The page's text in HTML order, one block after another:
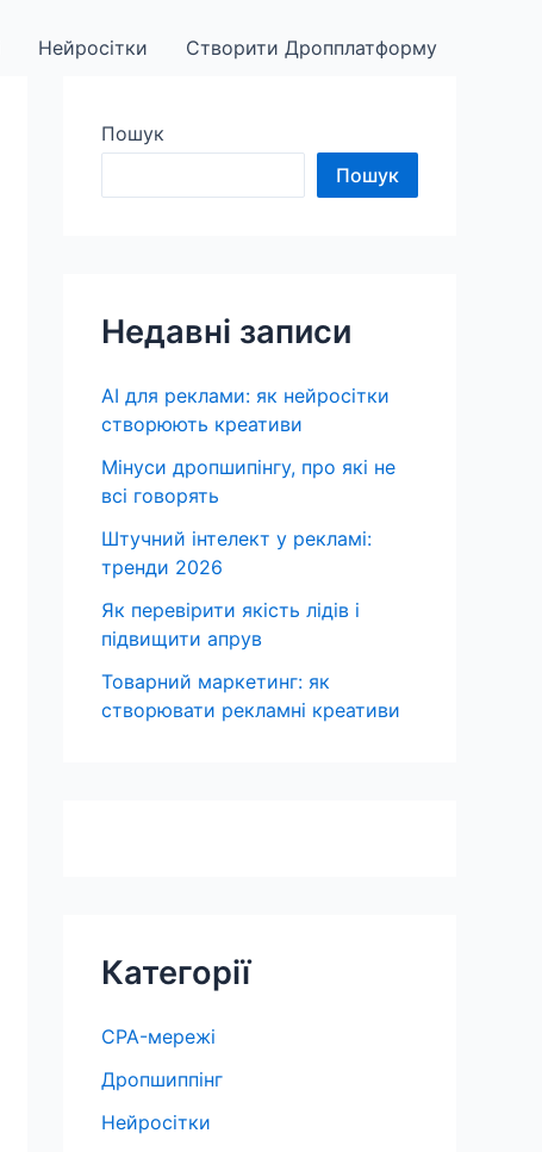
Нейросітки Створити Дропплатформу
Пошук
Пошук
Недавні записи
AI для реклами: як нейросітки
створюють креативи
Мінуси дропшипінгу, про які не
всі говорять
Штучний інтелект у рекламі:
тренди 2026
Як перевірити якість лідів і
підвищити апрув
Товарний маркетинг: як
створювати рекламні креативи
Категорії
CPA-мережі
Дропшиппінг
Нейросітки